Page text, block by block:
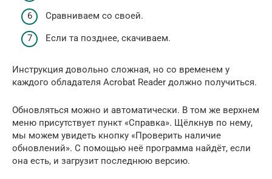
Сравниваем со своей.
Если та позднее, скачиваем.
Инструкция довольно сложная, но со временем у
каждого обладателя Acrobat Reader должно получиться.
Обновляться можно и автоматически. В том же верхнем
меню присутствует пункт «Справка». Щёлкнув по нему,
мы можем увидеть кнопку «Проверить наличие
обновлений». С помощью неё программа найдёт, если
она есть, и загрузит последнюю версию.